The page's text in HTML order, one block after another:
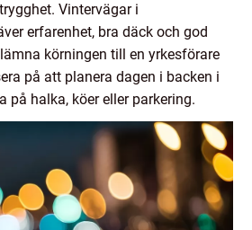
Vintervägar i
erfarenhet, bra däck och god
körningen till en yrkesförare
på att planera dagen i backen i
på halka, köer eller parkering.